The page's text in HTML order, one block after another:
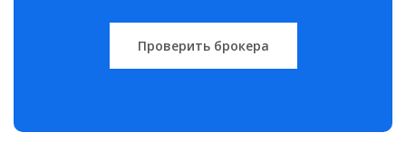
Проверить брокера